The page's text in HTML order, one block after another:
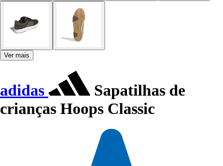
Ver mais
adidas
Sapatilhas de
crianças Hoops Classic